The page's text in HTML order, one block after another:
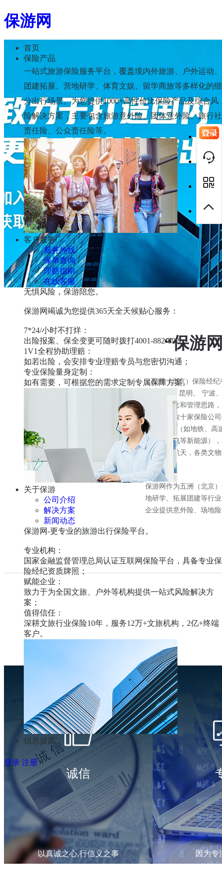
保游网
首页
保险产品
一站式旅游保险服务平台，覆盖境内外旅游、户外运动、
团建拓展、营地研学、体育文娱、留学商旅等多样化的细
分出行场景。为您提供1000+高性价比保险产品及综合风
险解决方案，主要包含旅游意外险、团体意外险、旅行社
责任险、公众责任险等。
客户服务
服务热线
保单查询
理赔指南
在线客服
无惧风险，保游陪您。
保游网竭诚为您提供365天全天候贴心服务：
7*24/小时不打烊：
出险报案、保全变更可随时拨打4001-882-892；
1V1全程协助理赔：
如若出险，会安排专业理赔专员与您密切沟通；
专业保险量身定制：
如有需要，可根据您的需求定制专属保障方案。
关于保游
公司介绍
解决方案
新闻动态
保游网-更专业的旅游出行保险平台。
专业机构：
国家金融监督管理总局认证互联网保险平台，具备专业保
险经纪资质牌照；
赋能企业：
致力于为全国文旅、户外等机构提供一站式风险解决方
案；
值得信任：
深耕文旅行业保险10年，服务12万+文旅机构， 2亿+终端
客户。
信息披露
登录 注册
“保游
五洲（北京）保险经
都、武汉、昆明、 宁波
的发展理念和管理思路
业客户及数十家保险公
基建工程（如地铁、高
（包括风电等新能源）
运，航空航天，各类文
保游网作为五洲（北京
地研学、拓展团建等行
企业提供意外险、场地
诚信
以真诚之心,行信义之事 因为专